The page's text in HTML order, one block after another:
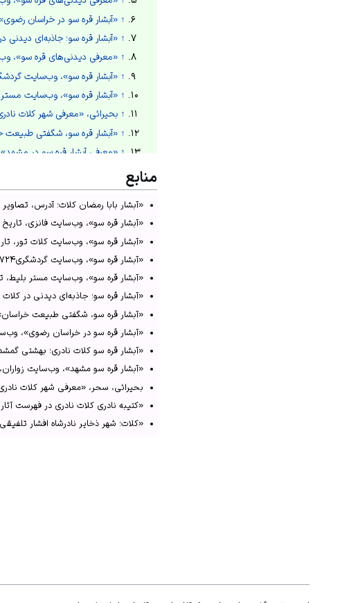
↑ «آبشار قره سو در خراسان
↑ «آبشار قره سو؛ جاذبه‌ای
↑ «معرفی دیدنی‌های قره سو»،
↑ «آبشار قره سو»، وب‌سایت
↑ «آبشار قره سو»، وب‌سایت مستر
↑ بحیرائی، «معرفی شهر کلات
↑ «آبشار قره سو، شگفتی
↑ «معرفی آبشار قره سو در
↑ «کلات؛ شهر ذخایر نادرشاه
↑ «کلات؛ شهر ذخایر نادرشاه
↑ «کلات نادری با کاخ خورشید و
↑ «آبشار قره سو مشهد»، وب‌سایت
↑ «کتیبه نادری کلات نادری در
↑
«آبشار بابا رمضان کلات؛
↑
«کلات نادری با کاخ خورشید و
↑
«آبشار قره سو»، وب‌سایت کلات
منابع
«آبشار بابا رمضان کلات؛ آدرس، تصاویر این
«آبشار قره سو»، وب‌سایت فانزی، تاریخ بازدید: ۱۰
«آبشار قره سو»، وب‌سایت کلات تور، تاریخ بازدید:
«آبشار قره سو»، وب‌سایت گردشگری۷۲۴، تاریخ بازدید: ۴ مهر ۱۴۰۱ش.
«آبشار قره سو»، وب‌سایت مستر بلیط، تاریخ انتشار:
«آبشار قره سو؛ جاذبه‌ای دیدنی در کلات
«آبشار قره سو، شگفتی طبیعت خراسان»،
«آبشار قره سو در خراسان رضوی»، وب‌سایت
«آبشار قره سو کلات نادری؛ بهشتی گمشده در
«آبشار قره سو مشهد»، وب‌سایت زواران، تاریخ
بحیرائی، سحر، «معرفی شهر کلات نادری،
«کتیبه نادری کلات نادری در فهرست آثار ملی
«کلات؛ شهر ذخایر نادرشاه افشار تلفیقی از